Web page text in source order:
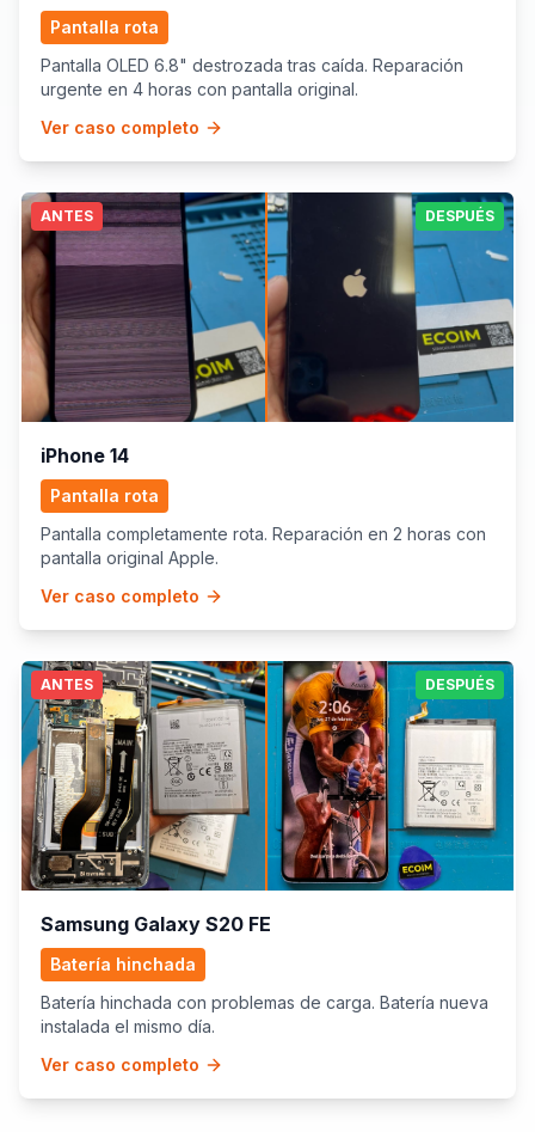
Pantalla rota
Pantalla OLED 6.8" destrozada tras caída. Reparación
urgente en 4 horas con pantalla original.
Ver caso completo
ANTES DESPUÉS
iPhone 14
Pantalla rota
Pantalla completamente rota. Reparación en 2 horas con
pantalla original Apple.
Ver caso completo
ANTES DESPUÉS
Samsung Galaxy S20 FE
Batería hinchada
Batería hinchada con problemas de carga. Batería nueva
instalada el mismo día.
Ver caso completo